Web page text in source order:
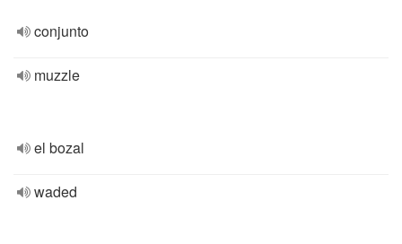
conjunto
muzzle
el bozal
waded